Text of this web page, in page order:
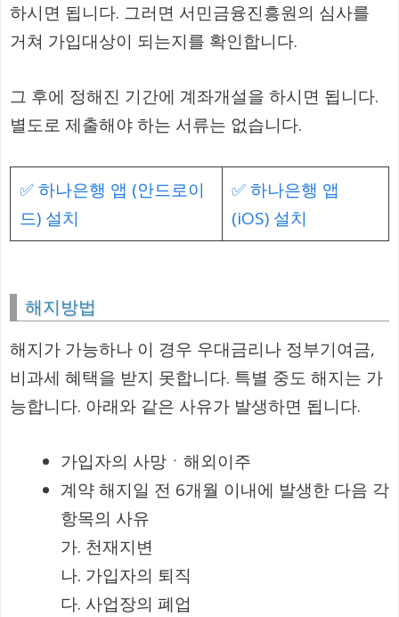
하시면 됩니다. 그러면 서민금융진흥원의 심사를
거쳐 가입대상이 되는지를 확인합니다.
그 후에 정해진 기간에 계좌개설을 하시면 됩니다.
별도로 제출해야 하는 서류는 없습니다.
✅ 하나은행 앱 (안드로이
드) 설치
✅ 하나은행 앱
(iOS) 설치
해지방법
해지가 가능하나 이 경우 우대금리나 정부기여금,
비과세 혜택을 받지 못합니다. 특별 중도 해지는 가
능합니다. 아래와 같은 사유가 발생하면 됩니다.
가입자의 사망ㆍ해외이주
계약 해지일 전 6개월 이내에 발생한 다음 각
항목의 사유
가. 천재지변
나. 가입자의 퇴직
다. 사업장의 폐업